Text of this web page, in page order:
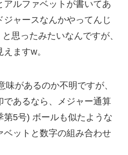
アルファベットが書いてあ
ジャースなんかやってんじ
思ったみたいなんですが、
ますw。
味があるのか不明ですが、
であるなら、メジャー通算
第5号) ボールも似たような
ベットと数字の組み合わせ